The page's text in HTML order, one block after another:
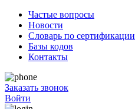
Частые вопросы
Новости
Словарь по сертификации
Базы кодов
Контакты
Заказать звонок
Войти